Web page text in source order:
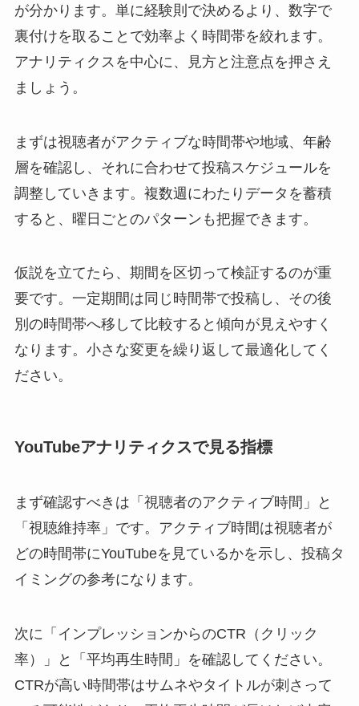
が分かります。単に経験則で決めるより、数字で
裏付けを取ることで効率よく時間帯を絞れます。
アナリティクスを中心に、見方と注意点を押さえ
ましょう。
まずは視聴者がアクティブな時間帯や地域、年齢
層を確認し、それに合わせて投稿スケジュールを
調整していきます。複数週にわたりデータを蓄積
すると、曜日ごとのパターンも把握できます。
仮説を立てたら、期間を区切って検証するのが重
要です。一定期間は同じ時間帯で投稿し、その後
別の時間帯へ移して比較すると傾向が見えやすく
なります。小さな変更を繰り返して最適化してく
ださい。
YouTubeアナリティクスで見る指標
まず確認すべきは「視聴者のアクティブ時間」と
「視聴維持率」です。アクティブ時間は視聴者が
どの時間帯にYouTubeを見ているかを示し、投稿タ
イミングの参考になります。
次に「インプレッションからのCTR（クリック
率）」と「平均再生時間」を確認してください。
CTRが高い時間帯はサムネやタイトルが刺さって